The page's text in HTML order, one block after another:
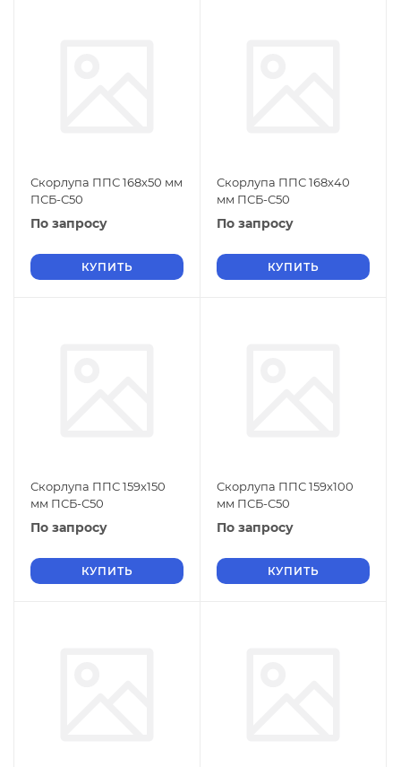
Скорлупа ППС 168х50 мм
ПСБ-С50
По запросу
КУПИТЬ
Скорлупа ППС 168х40
мм ПСБ-С50
По запросу
КУПИТЬ
Скорлупа ППС 159х150
мм ПСБ-С50
По запросу
КУПИТЬ
Скорлупа ППС 159х100
мм ПСБ-С50
По запросу
КУПИТЬ